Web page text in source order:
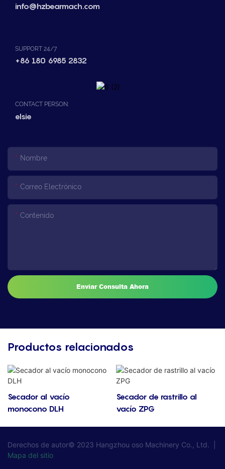
info@hzbearmach.com
SUPPORT 24/7
+86 180 6985 2832
CONTACT PERSON:
elsie
Nombre
Correo Electrónico
Contenido
Enviar Consulta Ahora
Productos relacionados
Secador al vacío
monocono DLH
Secador de rastrillo al
vacío ZPG
Derechos de autor© 2023 Hangzhou oso Machinery Co., Ltd.
Mapa del sitio